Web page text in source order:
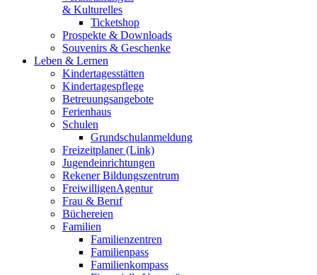
& Kulturelles
Ticketshop
Prospekte & Downloads
Souvenirs & Geschenke
Leben & Lernen
Kindertagesstätten
Kindertagespflege
Betreuungsangebote
Ferienhaus
Schulen
Grundschulanmeldung
Freizeitplaner (Link)
Jugendeinrichtungen
Rekener Bildungszentrum
FreiwilligenAgentur
Frau & Beruf
Büchereien
Familien
Familienzentren
Familienpass
Familienkompass